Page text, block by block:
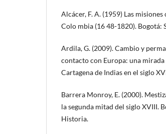
Alcácer, F. A. (1959) Las
Colo mbia (16 48-1820). Bogotá:
Ardila, G. (2009). Cambio y
contacto con Europa: una mirada
Cartagena de Indias en el siglo
Barrera Monroy, E. (2000).
la segunda mitad del siglo XVIII.
Historia.